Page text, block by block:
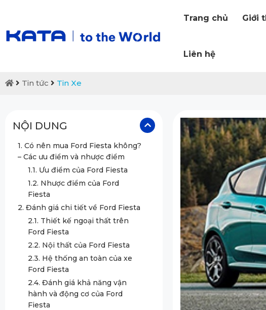
Trang chủ Giới
Liên hệ
Tin tức Tin Xe
NỘI DUNG
1. Có nên mua Ford Fiesta không?
– Các ưu điểm và nhược điểm
1.1. Ưu điểm của Ford Fiesta
1.2. Nhược điểm của Ford
Fiesta
2. Đánh giá chi tiết về Ford Fiesta
2.1. Thiết kế ngoại thất trên
Ford Fiesta
2.2. Nội thất của Ford Fiesta
2.3. Hệ thống an toàn của xe
Ford Fiesta
2.4. Đánh giá khả năng vận
hành và động cơ của Ford
Fiesta